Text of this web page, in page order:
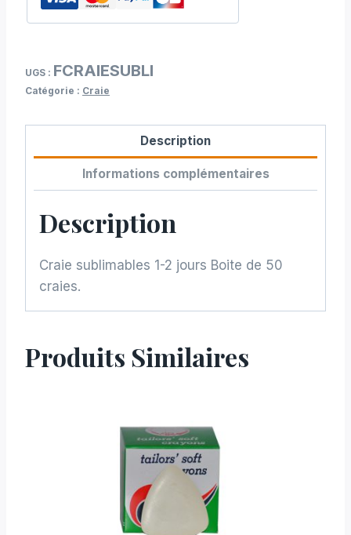
2
UGS : FCRAIESUBLI
Catégorie : Craie
Description
Informations complémentaires
Description
Craie sublimables 1-2 jours Boite de 50
craies.
Produits Similaires